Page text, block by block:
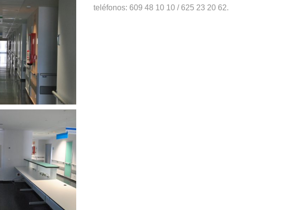
teléfonos: 609 48 10 10 / 625 23 20 62.